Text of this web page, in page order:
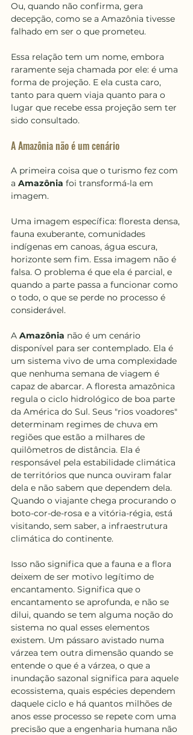
Ou, quando não confirma, gera
decepção, como se a Amazônia tivesse
falhado em ser o que prometeu.
Essa relação tem um nome, embora
raramente seja chamada por ele: é uma
forma de projeção. E ela custa caro,
tanto para quem viaja quanto para o
lugar que recebe essa projeção sem ter
sido consultado.
A Amazônia não é um cenário
A primeira coisa que o turismo fez com
a Amazônia foi transformá-la em
imagem.
Uma imagem específica: floresta densa,
fauna exuberante, comunidades
indígenas em canoas, água escura,
horizonte sem fim. Essa imagem não é
falsa. O problema é que ela é parcial, e
quando a parte passa a funcionar como
o todo, o que se perde no processo é
considerável.
A Amazônia não é um cenário
disponível para ser contemplado. Ela é
um sistema vivo de uma complexidade
que nenhuma semana de viagem é
capaz de abarcar. A floresta amazônica
regula o ciclo hidrológico de boa parte
da América do Sul. Seus "rios voadores"
determinam regimes de chuva em
regiões que estão a milhares de
quilômetros de distância. Ela é
responsável pela estabilidade climática
de territórios que nunca ouviram falar
dela e não sabem que dependem dela.
Quando o viajante chega procurando o
boto-cor-de-rosa e a vitória-régia, está
visitando, sem saber, a infraestrutura
climática do continente.
Isso não significa que a fauna e a flora
deixem de ser motivo legítimo de
encantamento. Significa que o
encantamento se aprofunda, e não se
dilui, quando se tem alguma noção do
sistema no qual esses elementos
existem. Um pássaro avistado numa
várzea tem outra dimensão quando se
entende o que é a várzea, o que a
inundação sazonal significa para aquele
ecossistema, quais espécies dependem
daquele ciclo e há quantos milhões de
anos esse processo se repete com uma
precisão que a engenharia humana não